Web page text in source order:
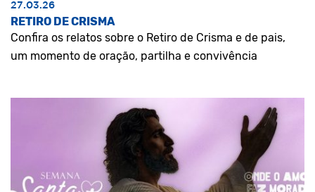
27.03.26
RETIRO DE CRISMA
Confira os relatos sobre o Retiro de Crisma e de pais,
um momento de oração, partilha e convivência